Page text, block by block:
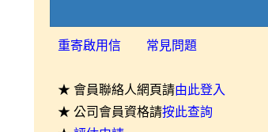
重寄啟用信 常見問題
★ 會員聯絡人網頁請由此登入
★ 公司會員資格請按此查詢